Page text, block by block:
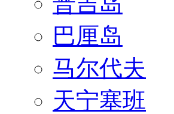
巴厘岛
马尔代夫
天宁塞班